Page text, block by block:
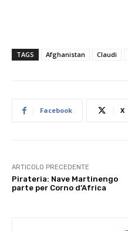
TAGS Afghanistan Claudi
Facebook X
ARTICOLO PRECEDENTE
Pirateria: Nave Martinengo
parte per Corno d’Africa